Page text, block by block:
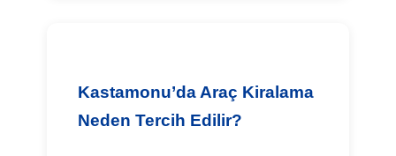
Kastamonu’da Araç Kiralama
Neden Tercih Edilir?